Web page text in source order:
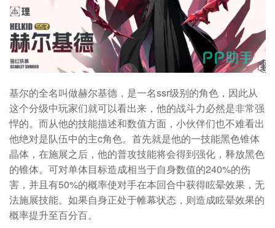
基尔的全名叫做赫尔基德，是一名ssr级别的角色，因此从
这个分级中玩家们就可以看出来，他的战斗力必然是非常强
悍的。而从他的技能描述和数值方面，小伙伴们也不难看出
他绝对是队伍中的主c角色。首先就是他的一技能黑色锥体
晶体，在施展之后，他的普攻技能将会得到强化，释放黑色
的锥体。可对单体目标造成相当于自身数值的240%的伤
害，并且有50%的概率使对手在本回合中获得眩晕效果，无
法施展技能。如果自身正处于帷幕状态，则造成眩晕效果的
概率提升至百分百。